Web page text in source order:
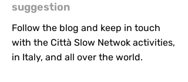
suggestion
Follow the blog and keep in touch
with the Città Slow Netwok activities,
in Italy, and all over the world.